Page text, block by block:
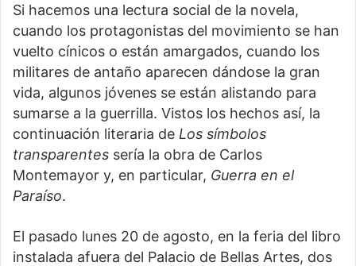
Si hacemos una lectura social de la novela,
cuando los protagonistas del movimiento se han
vuelto cínicos o están amargados, cuando los
militares de antaño aparecen dándose la gran
vida, algunos jóvenes se están alistando para
sumarse a la guerrilla. Vistos los hechos así, la
continuación literaria de Los símbolos
transparentes sería la obra de Carlos
Montemayor y, en particular, Guerra en el
Paraíso.
El pasado lunes 20 de agosto, en la feria del libro
instalada afuera del Palacio de Bellas Artes, dos